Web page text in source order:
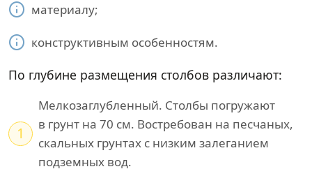
материалу;
конструктивным особенностям.
По глубине размещения столбов различают:
1
Мелкозаглубленный. Столбы погружают
в грунт на 70 см. Востребован на песчаных,
скальных грунтах с низким залеганием
подземных вод.